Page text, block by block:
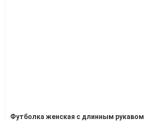
Футболка женская с длинным рукавом